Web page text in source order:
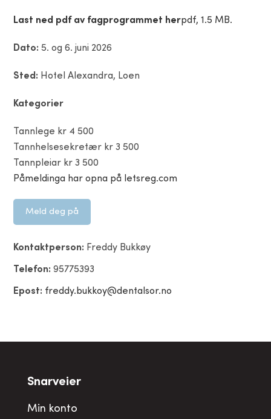
Last ned pdf av fagprogrammet herpdf, 1.5 MB.
Dato:5. og 6. juni 2026
Sted: Hotel Alexandra, Loen
Kategorier
Tannlege kr 4 500
Tannhelsesekretær kr 3 500
Tannpleiar kr 3 500
Påmeldinga har opna på letsreg.com
Meld deg på
Kontaktperson: Freddy Bukkøy
Telefon: 95775393
Epost: freddy.bukkoy@dentalsor.no
Snarveier
Min konto